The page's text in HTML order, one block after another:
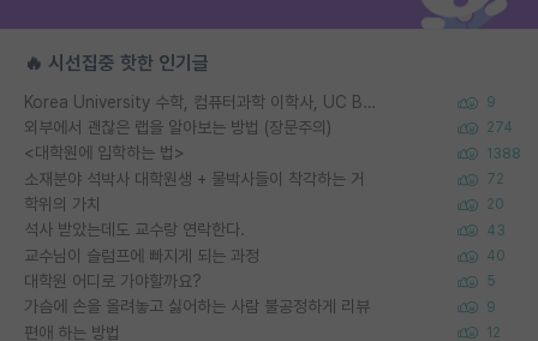
🔥 시선집중 핫한 인기글
Korea University 수학, 컴퓨터과학 이학사, UC Berkeley 산업공학 대학원 공학박사가 되는 것은 쉽지 않겠죠? 9
외부에서 괜찮은 랩을 알아보는 방법 (장문주의) 274
<대학원에 입학하는 법> 1388
소재분야 석박사 대학원생 + 물박사들이 착각하는 거 72
학위의 가치 20
석사 받았는데도 교수랑 연락한다. 43
교수님이 슬럼프에 빠지게 되는 과정 40
대학원 어디로 가야할까요? 5
가슴에 손을 올려놓고 싫어하는 사람 불공정하게 리뷰 9
편애 하는 방법 12